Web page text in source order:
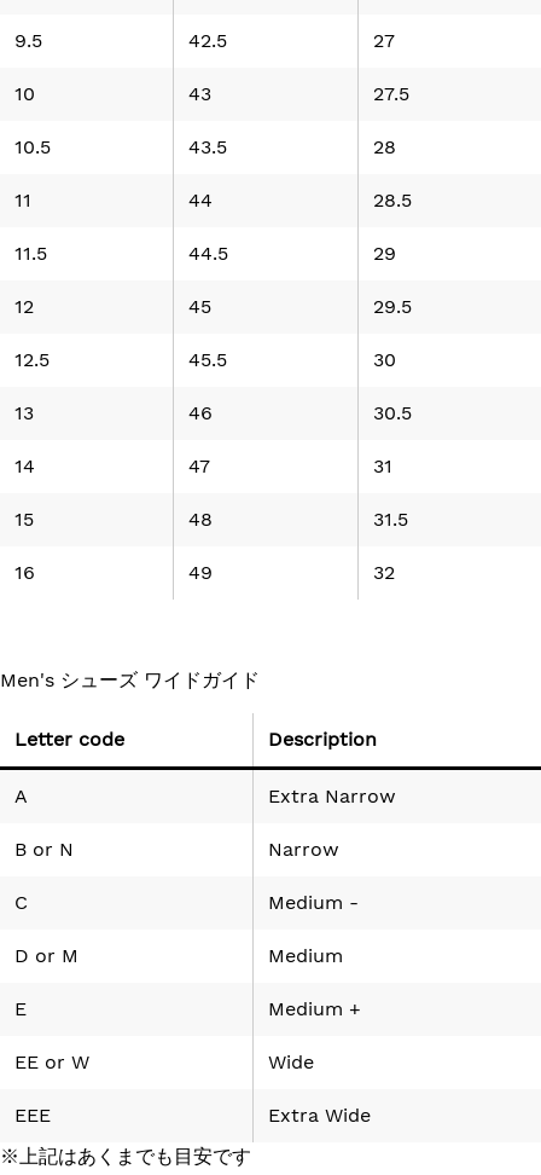
9.5 42.5 27
10 43 27.5
10.5 43.5 28
11 44 28.5
11.5 44.5 29
12 45 29.5
12.5 45.5 30
13 46 30.5
14 47 31
15 48 31.5
16 49 32
Men's シューズ ワイドガイド
Letter code Description
A Extra Narrow
B or N Narrow
C Medium -
D or M Medium
E Medium +
EE or W Wide
EEE
Extra Wide
※上記はあくまでも目安です